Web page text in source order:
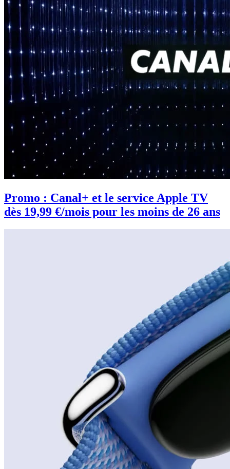
Promo : Canal+ et le service Apple TV
dès 19,99 €/mois pour les moins de 26 ans